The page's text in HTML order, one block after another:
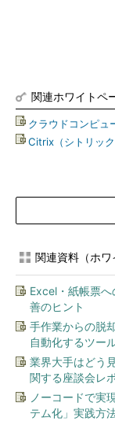
関連ホワイトペ
クラウドコンピュ
Citrix（シトリック
関連資料（ホワ
Excel・紙帳票
善のヒント
手作業からの脱
自動化するツー
業界大手はどう
関する座談会レ
ノーコードで実
テム化」実践方